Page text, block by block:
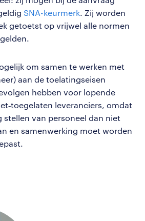
SNA-keurmerk. Zij worden
getoetst op vrijwel alle normen
om samen te werken met
aan de toelatingseisen
hebben voor lopende
leveranciers, omdat
stellen van personeel dan niet
en samenwerking moet worden